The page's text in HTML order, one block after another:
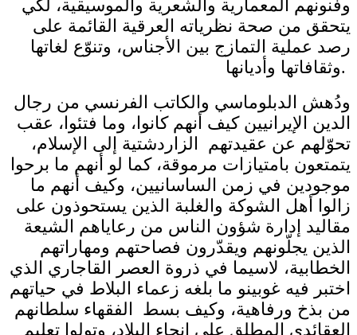
وفنونهم المعمارية والشعرية والموسيقية، لكي
يتحقق من صحة نظرياته العرقية القائمة على
رصد عملية التمازج بين الأجناس، وتنوّع لغاتها
وثقافاتها وأديانها.
ودُهش الدبلوماسي والكاتب الفرنسي من رجال
الدين الإيرانيين كيف أنهم كانوا، وما فتئوا، عقب
تحوّلهم عن عقيدتهم الزاردشتية إلى الإسلام،
يتمتعون بامتيازات مرموقة، كما لو أنهم ما برحوا
موجودين في زمن الساسانيين، وكيف أنهم ما
زالوا أهل الشوكة والغلبة الذين يستحوذون على
مقاليد إدارة شؤون الناس من رعاياهم الشيعة
الذين يجلّونهم ويقدّرون فصاحتهم ومهاراتهم
الخطابية، لاسيما في ذروة العصر القاجاري الذي
اختبر فيه غوبينو ما بلغه زعماء البلاط في حياتهم
من بذخ ورفاهية، وكيف بسط الفقهاء سلطانهم
العقائدي المطلق على انحاء البلاد، وتولوا تعليم